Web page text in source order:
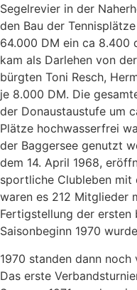
Segelrevier in der
den Bau der
64.000 DM ein ca 8.400
kam als Darlehen von
bürgten Toni Resch,
je 8.000 DM. Die
der Donaustaustufe um
Plätze hochwasserfrei
der Baggersee genutzt
dem 14. April 1968,
sportliche Clubleben mit
waren es 212 Mitglieder
Fertigstellung der ersten
Saisonbeginn 1970
1970 standen dann
Das erste